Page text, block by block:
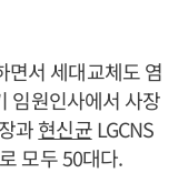
면서 세대교체도 염
임원인사에서 사장
과현신균LGCNS
모두 50대다.